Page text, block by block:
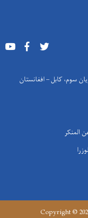
Youtube Facebook
سوم، کابل – افغانستان
المنکر
Copyright ©